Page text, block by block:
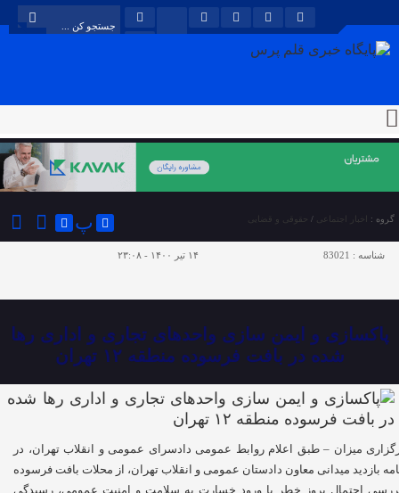
گروه : اخبار اجتماعی / حقوقی و قضایی پ
شناسه : 83021 ۱۴ تیر ۱۴۰۰ - ۲۳:۰۸
پاکسازی و ایمن سازی واحد‌های تجاری و اداری رها
شده در بافت فرسوده منطقه ۱۲ تهران
میزان – طبق اعلام روابط عمومی دادسرای عمومی و انقلاب تهران، در
بازدید میدانی معاون دادستان عمومی و انقلاب تهران، از محلات بافت فرسوده
احتمال بروز خطر یا ورود خسارت به سلامت و امنیت عمومی، رسیدگی